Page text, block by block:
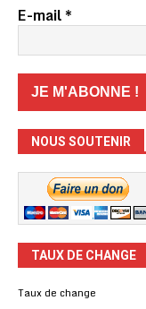
E-mail*
NOUS SOUTENIR
TAUX DE CHANGE
Taux de change